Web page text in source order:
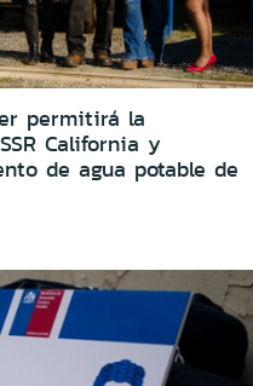
permitirá la
California y
de agua potable de